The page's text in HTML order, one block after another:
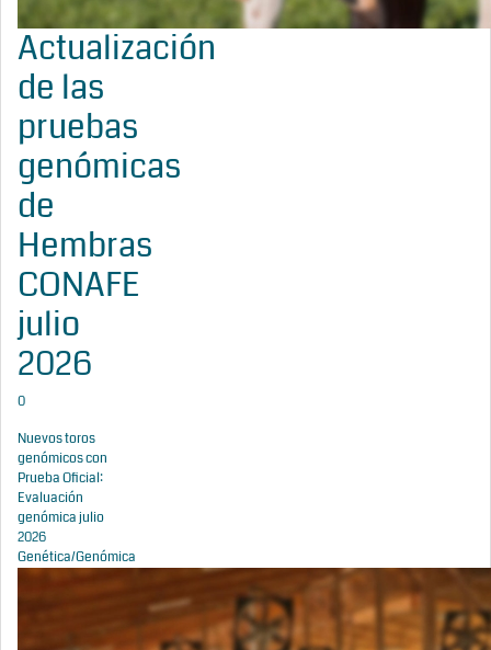
Actualización
de las
pruebas
genómicas
de
Hembras
CONAFE
julio
2026
0
Nuevos toros
genómicos con
Prueba Oficial:
Evaluación
genómica julio
2026
Genética/Genómica